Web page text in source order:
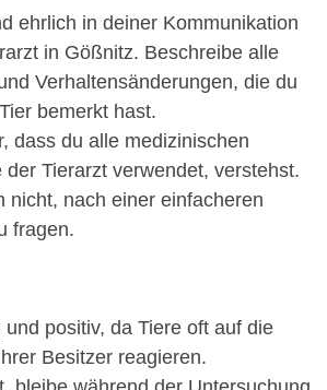
ehrlich in deiner Kommunikation
in Gößnitz. Beschreibe alle
Verhaltensänderungen, die du
bemerkt hast.
dass du alle medizinischen
der Tierarzt verwendet, verstehst.
nicht, nach einer einfacheren
fragen.
und positiv, da Tiere oft auf die
Besitzer reagieren.